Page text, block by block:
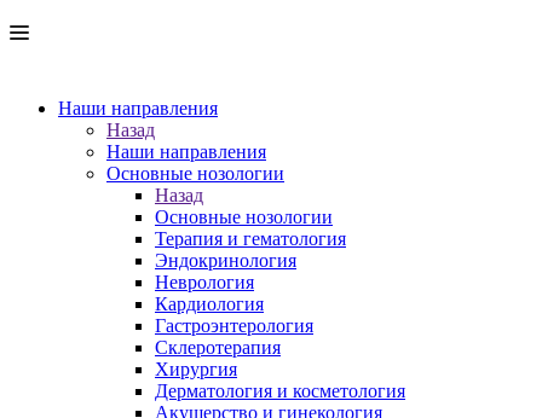
Наши направления
Назад
Наши направления
Основные нозологии
Назад
Основные нозологии
Терапия и гематология
Эндокринология
Неврология
Кардиология
Гастроэнтерология
Склеротерапия
Хирургия
Дерматология и косметология
Акушерство и гинекология